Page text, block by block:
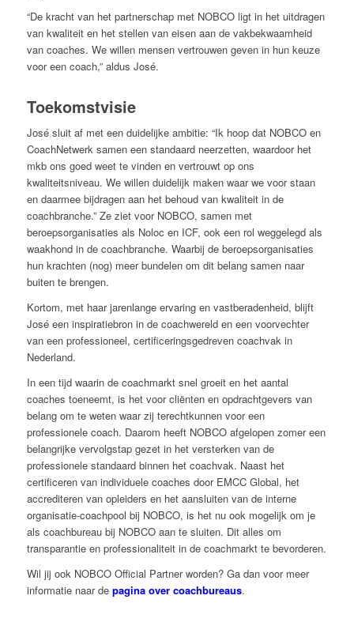
“De kracht van het partnerschap met NOBCO ligt in het uitdragen
van kwaliteit en het stellen van eisen aan de vakbekwaamheid
van coaches. We willen mensen vertrouwen geven in hun keuze
voor een coach,” aldus José.
Toekomstvisie
José sluit af met een duidelijke ambitie: “Ik hoop dat NOBCO en
CoachNetwerk samen een standaard neerzetten, waardoor het
mkb ons goed weet te vinden en vertrouwt op ons
kwaliteitsniveau. We willen duidelijk maken waar we voor staan
en daarmee bijdragen aan het behoud van kwaliteit in de
coachbranche.” Ze ziet voor NOBCO, samen met
beroepsorganisaties als Noloc en ICF, ook een rol weggelegd als
waakhond in de coachbranche. Waarbij de beroepsorganisaties
hun krachten (nog) meer bundelen om dit belang samen naar
buiten te brengen.
Kortom, met haar jarenlange ervaring en vastberadenheid, blijft
José een inspiratiebron in de coachwereld en een voorvechter
van een professioneel, certificeringsgedreven coachvak in
Nederland.
In een tijd waarin de coachmarkt snel groeit en het aantal
coaches toeneemt, is het voor cliënten en opdrachtgevers van
belang om te weten waar zij terechtkunnen voor een
professionele coach. Daarom heeft NOBCO afgelopen zomer een
belangrijke vervolgstap gezet in het versterken van de
professionele standaard binnen het coachvak. Naast het
certificeren van individuele coaches door EMCC Global, het
accrediteren van opleiders en het aansluiten van de interne
organisatie-coachpool bij NOBCO, is het nu ook mogelijk om je
als coachbureau bij NOBCO aan te sluiten. Dit alles om
transparantie en professionaliteit in de coachmarkt te bevorderen.
Wil jij ook NOBCO Official Partner worden? Ga dan voor meer
informatie naar de pagina over coachbureaus.